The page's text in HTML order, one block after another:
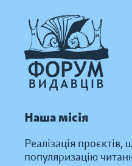
Наша місія
Реалізація
популяризацію